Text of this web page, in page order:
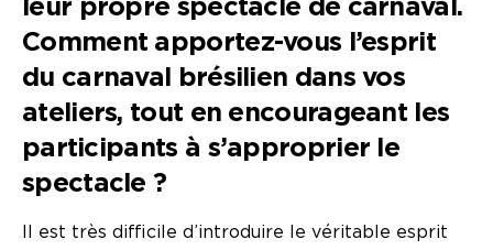
Comment apportez-vous l’esprit
du carnaval brésilien dans vos
ateliers, tout en encourageant les
participants à s’approprier le
spectacle ?
Il est très difficile d’introduire le véritable esprit